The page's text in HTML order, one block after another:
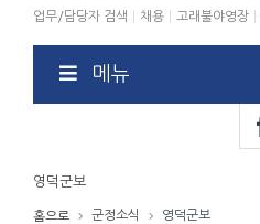
업무/담당자 검색 채용 고래불야영장
메뉴
영덕군보
홈으로 군정소식 영덕군보